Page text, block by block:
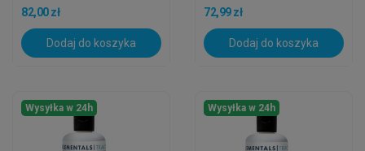
82,00 zł
Dodaj do koszyka
72,99 zł
Dodaj do koszyka
Wysyłka w 24h Wysyłka w 24h